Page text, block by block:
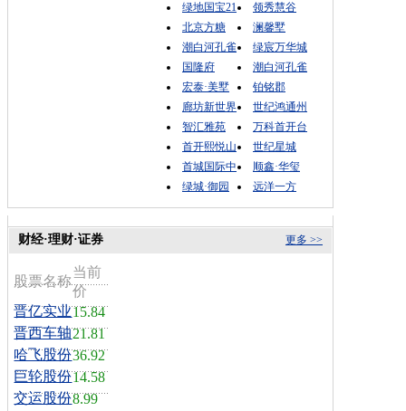
绿地国宝21
领秀慧谷
北京方糖
澜馨墅
潮白河孔雀
绿宸万华城
国隆府
潮白河孔雀
宏泰·美墅
铂铭郡
廊坊新世界
世纪鸿通州
智汇雅苑
万科首开台
首开熙悦山
世纪星城
首城国际中
顺鑫·华玺
绿城·御园
远洋一方
更多 >>
财经·理财·证券
股票名称
当前
价
晋亿实业15.84
晋西车轴21.81
哈飞股份36.92
巨轮股份14.58
交运股份8.99